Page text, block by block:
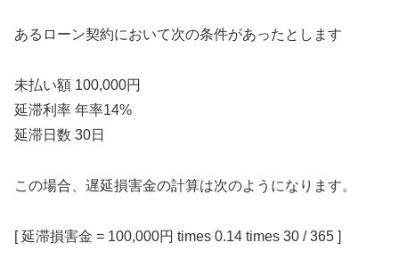
あるローン契約において次の条件があったとします
未払い額 100,000円
延滞利率 年率14%
延滞日数 30日
この場合、遅延損害金の計算は次のようになります。
[ 延滞損害金 = 100,000円 times 0.14 times 30 / 365 ]